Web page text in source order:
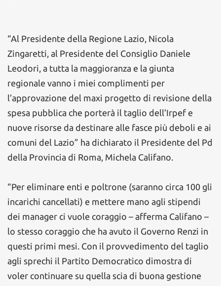
“Al Presidente della Regione Lazio, Nicola
Zingaretti, al Presidente del Consiglio Daniele
Leodori, a tutta la maggioranza e la giunta
regionale vanno i miei complimenti per
l’approvazione del maxi progetto di revisione della
spesa pubblica che porterà il taglio dell’Irpef e
nuove risorse da destinare alle fasce più deboli e ai
comuni del Lazio” ha dichiarato il Presidente del Pd
della Provincia di Roma, Michela Califano.
“Per eliminare enti e poltrone (saranno circa 100 gli
incarichi cancellati) e mettere mano agli stipendi
dei manager ci vuole coraggio – afferma Califano –
lo stesso coraggio che ha avuto il Governo Renzi in
questi primi mesi. Con il provvedimento del taglio
agli sprechi il Partito Democratico dimostra di
voler continuare su quella scia di buona gestione